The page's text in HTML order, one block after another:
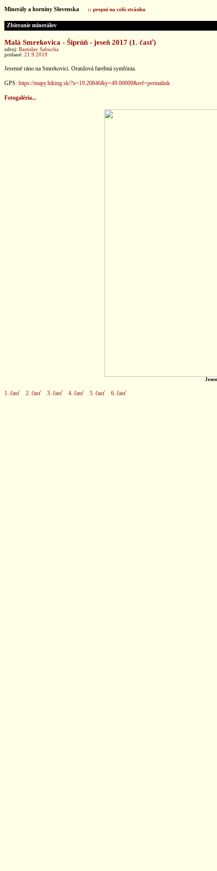
Minerály a horniny Slovenska :: prepni na celú stránku
Zbieranie minerálov
Malá Smrekovica - Šiprúň - jeseň 2017 (1. časť)
zdroj: Rastislav Sabucha
pridané: 21.9.2019
Jesenné ráno na Smrekovici. Oranžová farebná symfónia.
GPS: https://mapy.hiking.sk/?x=19.20846&y=49.00009&ref=permalink
Fotogaléria...
1. časť 2. časť 3. časť 4. časť 5. časť 6. časť